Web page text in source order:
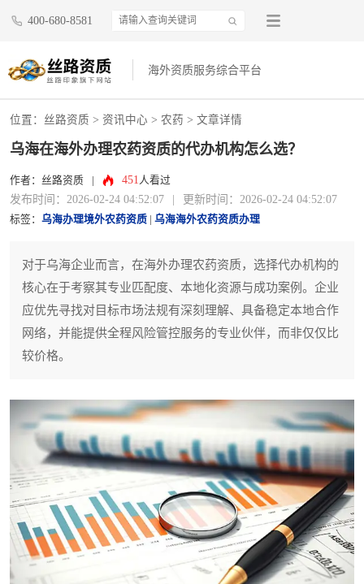
400-680-8581
海外资质服务综合平台
位置： 丝路资质 > 资讯中心 > 农药 > 文章详情
乌海在海外办理农药资质的代办机构怎么选？
作者：丝路资质 451人看过
发布时间：2026-02-24 04:52:07 更新时间：2026-02-24 04:52:07
标签： 乌海办理境外农药资质 乌海海外农药资质办理
对于乌海企业而言，在海外办理农药资质，选择代办机构的
核心在于考察其专业匹配度、本地化资源与成功案例。企业
应优先寻找对目标市场法规有深刻理解、具备稳定本地合作
网络，并能提供全程风险管控服务的专业伙伴，而非仅仅比
较价格。